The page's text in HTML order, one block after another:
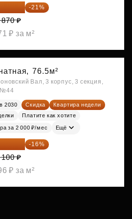
457 ₽ -21%
870 ₽
₽ за м²
76.5м²
Вал, 3 корпус, 3 секция,
№44
2030 Скидка
Квартира недели
Платите как хотите
за 2 000 ₽/мес Ещё
644 ₽ -16%
100 ₽
₽ за м²